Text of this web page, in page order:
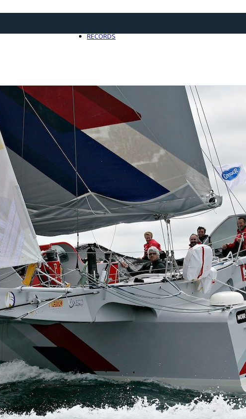
0
RECORDS
05
Mai
Classe Ultim 32/23
Records Trophée Jules Verne
Un nouveau Maxi Edmond de
Source
Gitana Team
8 mai 2025
0